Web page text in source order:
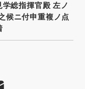
学総指揮官殿 左ノ
候ニ付申重複ノ点